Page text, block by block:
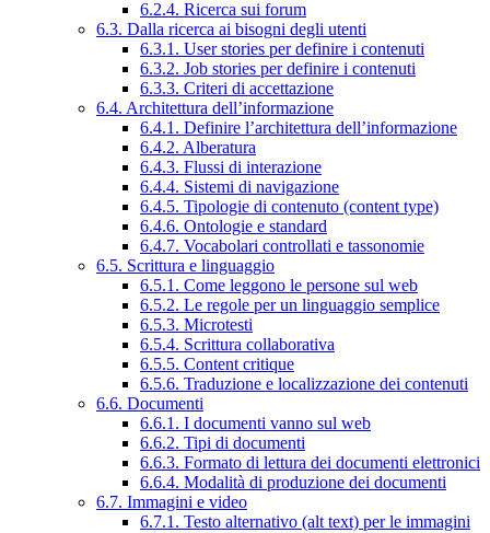
6.2.4. Ricerca sui forum
6.3. Dalla ricerca ai bisogni degli utenti
6.3.1. User stories per definire i contenuti
6.3.2. Job stories per definire i contenuti
6.3.3. Criteri di accettazione
6.4. Architettura dell’informazione
6.4.1. Definire l’architettura dell’informazione
6.4.2. Alberatura
6.4.3. Flussi di interazione
6.4.4. Sistemi di navigazione
6.4.5. Tipologie di contenuto (content type)
6.4.6. Ontologie e standard
6.4.7. Vocabolari controllati e tassonomie
6.5. Scrittura e linguaggio
6.5.1. Come leggono le persone sul web
6.5.2. Le regole per un linguaggio semplice
6.5.3. Microtesti
6.5.4. Scrittura collaborativa
6.5.5. Content critique
6.5.6. Traduzione e localizzazione dei contenuti
6.6. Documenti
6.6.1. I documenti vanno sul web
6.6.2. Tipi di documenti
6.6.3. Formato di lettura dei documenti elettronici
6.6.4. Modalità di produzione dei documenti
6.7. Immagini e video
6.7.1. Testo alternativo (alt text) per le immagini